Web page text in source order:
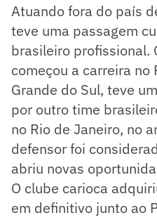
Atuando fora do país
teve uma passagem
brasileiro profissional.
começou a carreira no
Grande do Sul, teve
por outro time
no Rio de Janeiro, no
defensor foi
abriu novas
O clube carioca
em definitivo junto ao